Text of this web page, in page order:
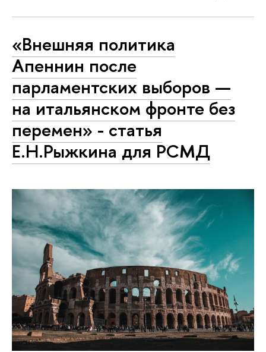
«Внешняя политика
Апеннин после
парламентских выборов —
на итальянском фронте без
перемен» - статья
Е.Н.Рыжкина для РСМД